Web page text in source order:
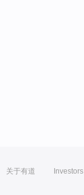
关于有道 Investors